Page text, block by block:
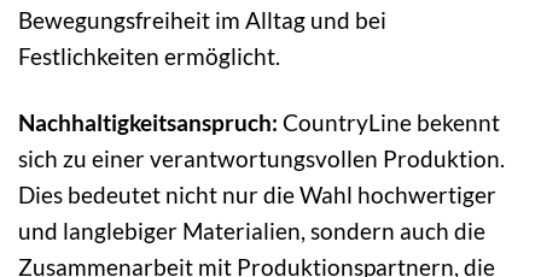
Bewegungsfreiheit im Alltag und bei
Festlichkeiten ermöglicht.
Nachhaltigkeitsanspruch: CountryLine bekennt
sich zu einer verantwortungsvollen Produktion.
Dies bedeutet nicht nur die Wahl hochwertiger
und langlebiger Materialien, sondern auch die
Zusammenarbeit mit Produktionspartnern, die